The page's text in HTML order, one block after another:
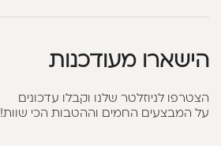
הישארו מעודכנות
הצטרפו לניוזלטר שלנו וקבלו עדכונים
על המבצעים החמים וההטבות הכי שוות!